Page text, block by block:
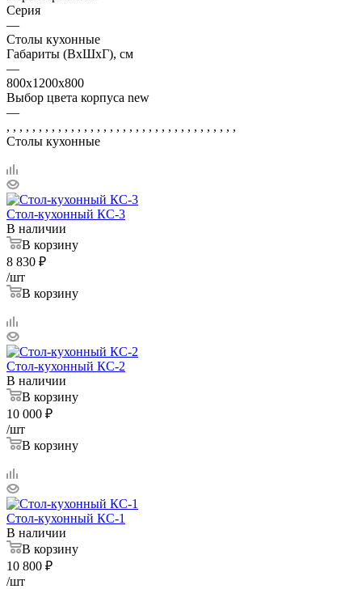
Серия
—
Столы кухонные
Габариты (ВхШхГ), см
—
800x1200х800
Выбор цвета корпуса new
—
, , , , , , , , , , , , , , , , , , , , , , , , , , , , , , , , , , , ,
Столы кухонные
Стол-кухонный КС-3
В наличии
В корзину
8 830 ₽
/шт
В корзину
Стол-кухонный КС-2
В наличии
В корзину
10 000 ₽
/шт
В корзину
Стол-кухонный КС-1
В наличии
В корзину
10 800 ₽
/шт